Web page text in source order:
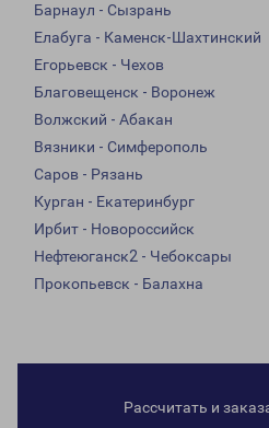
Барнаул - Сызрань
Елабуга - Каменск-Шахтинский
Егорьевск - Чехов
Благовещенск - Воронеж
Волжский - Абакан
Вязники - Симферополь
Саров - Рязань
Курган - Екатеринбург
Ирбит - Новороссийск
Нефтеюганск2 - Чебоксары
Прокопьевск - Балахна
Рассчитать и